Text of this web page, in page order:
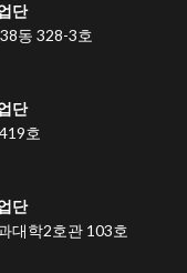
단
동 328-3호
단
호
단
대학2호관 103호